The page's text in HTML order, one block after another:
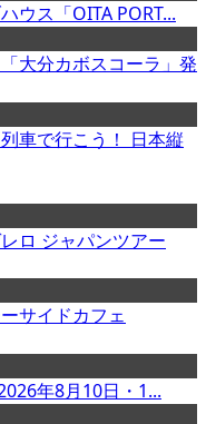
ウス「OITA PORT...
大分カボスコーラ」発
車で行こう！ 日本縦
ロ ジャパンツアー
サイドカフェ
年8月10日・1...